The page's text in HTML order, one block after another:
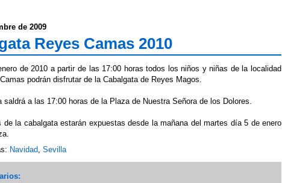
de 2009
Reyes Camas 2010
de 2010 a partir de las 17:00 horas todos los niños y niñas de la localidad
podrán disfrutar de la Cabalgata de Reyes Magos.
saldrá a las 17:00 horas de la Plaza de Nuestra Señora de los Dolores.
de la cabalgata estarán expuestas desde la mañana del martes día 5 de enero
Navidad Sevilla